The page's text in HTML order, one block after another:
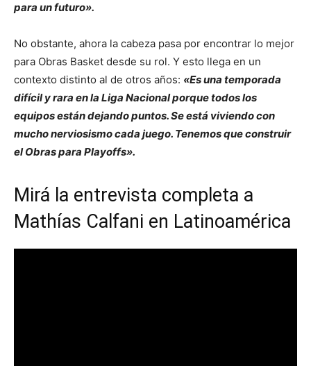
para un futuro».
No obstante, ahora la cabeza pasa por encontrar lo mejor
para Obras Basket desde su rol. Y esto llega en un
contexto distinto al de otros años: «Es una temporada
difícil y rara en la Liga Nacional porque todos los
equipos están dejando puntos. Se está viviendo con
mucho nerviosismo cada juego. Tenemos que construir
el Obras para Playoffs».
Mirá la entrevista completa a
Mathías Calfani en Latinoamérica